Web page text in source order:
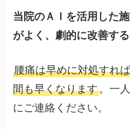
当院のＡＩを活用した
がよく、劇的に改善す
腰痛は早めに対処すれ
間も早くなります。一
にご連絡ください。